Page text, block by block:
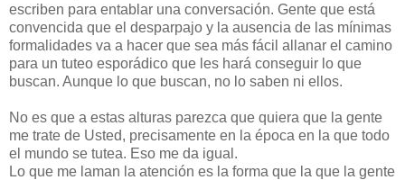
escriben para entablar una conversación. Gente que está
convencida que el desparpajo y la ausencia de las mínimas
formalidades va a hacer que sea más fácil allanar el camino
para un tuteo esporádico que les hará conseguir lo que
buscan. Aunque lo que buscan, no lo saben ni ellos.
No es que a estas alturas parezca que quiera que la gente
me trate de Usted, precisamente en la época en la que todo
el mundo se tutea. Eso me da igual.
Lo que me laman la atención es la forma que la que la gente